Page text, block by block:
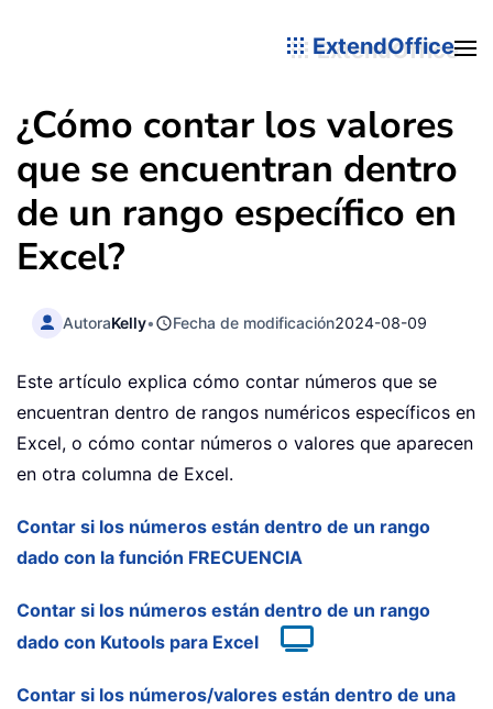
ExtendOffice
¿Cómo contar los valores
que se encuentran dentro
de un rango específico en
Excel?
AutoraKelly• Fecha de modificación2024-08-09
Este artículo explica cómo contar números que se
encuentran dentro de rangos numéricos específicos en
Excel, o cómo contar números o valores que aparecen
en otra columna de Excel.
Contar si los números están dentro de un rango
dado con la función FRECUENCIA
Contar si los números están dentro de un rango
dado con Kutools para Excel
Contar si los números/valores están dentro de una